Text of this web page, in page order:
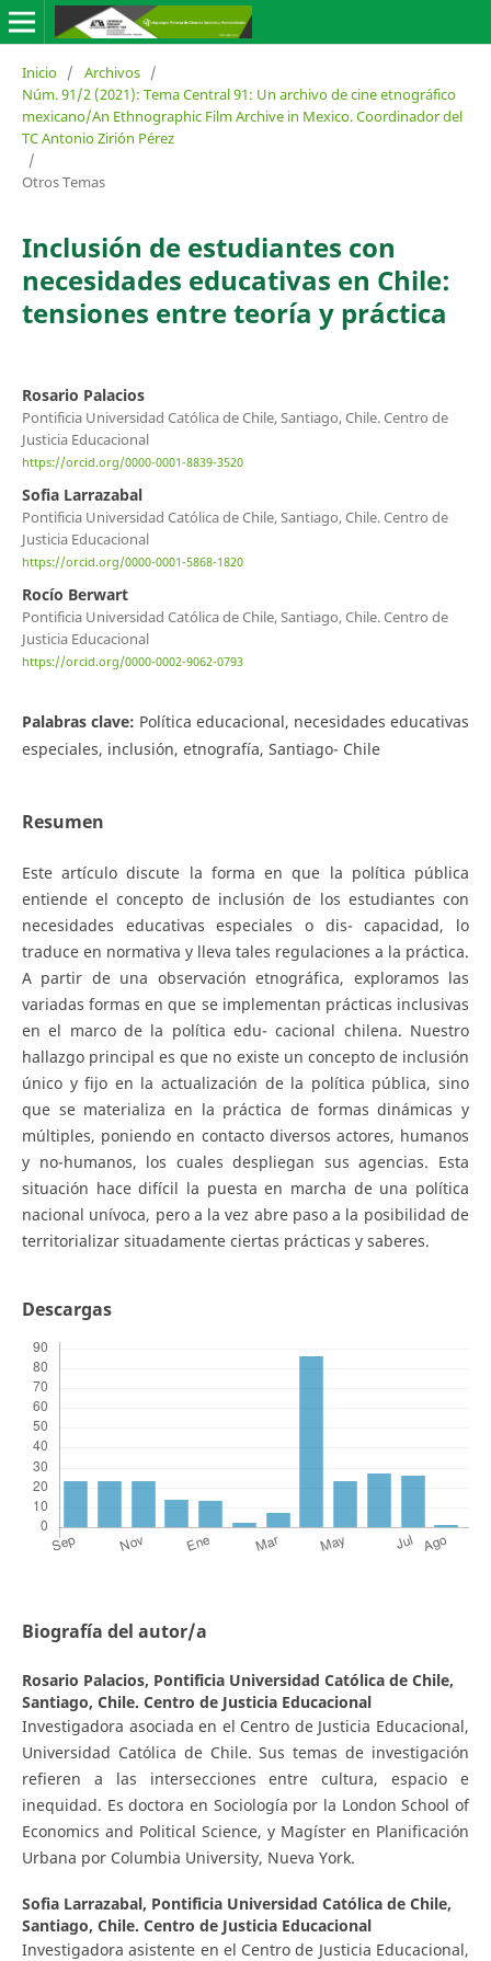
Inicio / Archivos /
Núm. 91/2 (2021): Tema Central 91: Un archivo de cine etnográfico
mexicano/An Ethnographic Film Archive in Mexico. Coordinador del
TC Antonio Zirión Pérez
/
Otros Temas
Inclusión de estudiantes con
necesidades educativas en Chile:
tensiones entre teoría y práctica
Rosario Palacios
Pontificia Universidad Católica de Chile, Santiago, Chile. Centro de
Justicia Educacional
https://orcid.org/0000-0001-8839-3520
Sofia Larrazabal
Pontificia Universidad Católica de Chile, Santiago, Chile. Centro de
Justicia Educacional
https://orcid.org/0000-0001-5868-1820
Rocío Berwart
Pontificia Universidad Católica de Chile, Santiago, Chile. Centro de
Justicia Educacional
https://orcid.org/0000-0002-9062-0793
Palabras clave: Política educacional, necesidades educativas
especiales, inclusión, etnografía, Santiago- Chile
Resumen
Este artículo discute la forma en que la política pública
entiende el concepto de inclusión de los estudiantes con
necesidades educativas especiales o dis- capacidad, lo
traduce en normativa y lleva tales regulaciones a la práctica.
A partir de una observación etnográfica, exploramos las
variadas formas en que se implementan prácticas inclusivas
en el marco de la política edu- cacional chilena. Nuestro
hallazgo principal es que no existe un concepto de inclusión
único y fijo en la actualización de la política pública, sino
que se materializa en la práctica de formas dinámicas y
múltiples, poniendo en contacto diversos actores, humanos
y no-humanos, los cuales despliegan sus agencias. Esta
situación hace difícil la puesta en marcha de una política
nacional unívoca, pero a la vez abre paso a la posibilidad de
territorializar situadamente ciertas prácticas y saberes.
Descargas
Biografía del autor/a
Rosario Palacios, Pontificia Universidad Católica de Chile,
Santiago, Chile. Centro de Justicia Educacional
Investigadora asociada en el Centro de Justicia Educacional,
Universidad Católica de Chile. Sus temas de investigación
refieren a las intersecciones entre cultura, espacio e
inequidad. Es doctora en Sociología por la London School of
Economics and Political Science, y Magíster en Planificación
Urbana por Columbia University, Nueva York.
Sofia Larrazabal, Pontificia Universidad Católica de Chile,
Santiago, Chile. Centro de Justicia Educacional
Investigadora asistente en el Centro de Justicia Educacional,